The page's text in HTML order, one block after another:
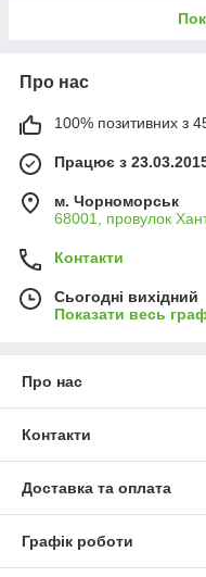
Про нас
100% позитивних з
Працює з
м. Чорноморськ
68001, провулок
Контакти
Сьогодні вихідний
Показати весь
Про нас
Контакти
Доставка та оплата
Графік роботи